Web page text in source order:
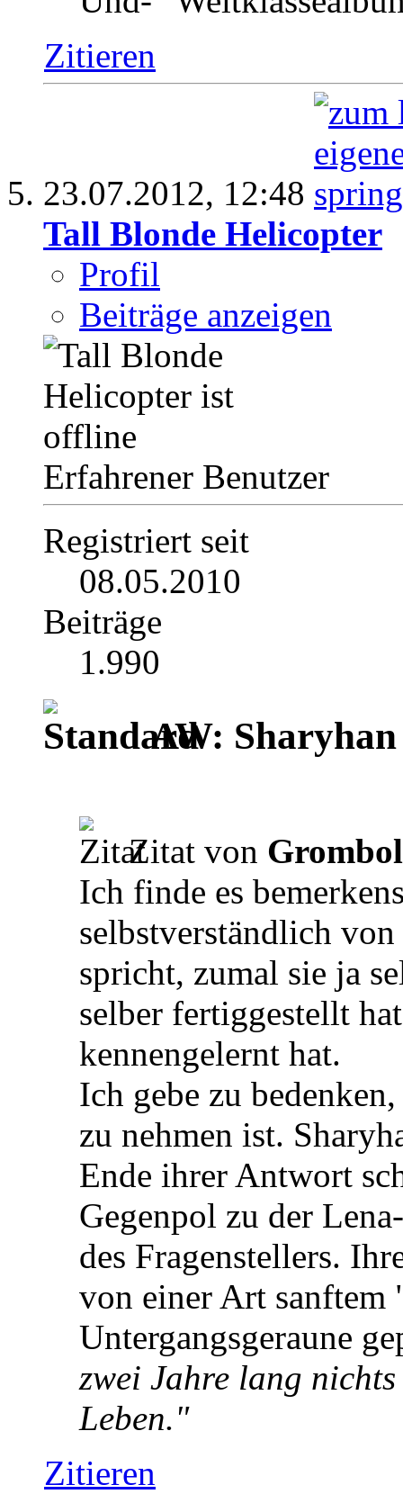
Zitieren
23.07.2012, 12:48
Tall Blonde Helicopter
Profil
Beiträge anzeigen
Erfahrener Benutzer
Registriert seit
08.05.2010
Beiträge
1.990
AW: Sharyhan
Zitat von
Ich finde es
selbstverständlich
spricht, zumal sie ja
selber fertiggestellt
kennengelernt hat.
Ich gebe zu
zu nehmen ist.
Ende ihrer Antwort
Gegenpol zu der
des Fragenstellers.
von einer Art sanftem
Untergangsgeraune
zwei Jahre lang
Leben."
Zitieren